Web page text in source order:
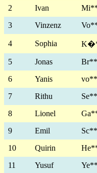
2
Ivan
3
Vinzenz
4 Sophia
5 Jonas
6
Yanis
7
Rithu
8
Lionel
9
Emil
10
Quirin
11
Yusuf